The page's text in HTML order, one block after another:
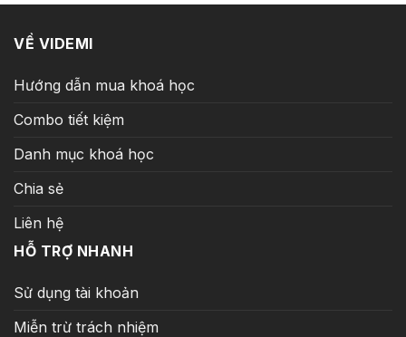
VỀ VIDEMI
Hướng dẫn mua khoá học
Combo tiết kiệm
Danh mục khoá học
Chia sẻ
Liên hệ
HỖ TRỢ NHANH
Sử dụng tài khoản
Miễn trừ trách nhiệm